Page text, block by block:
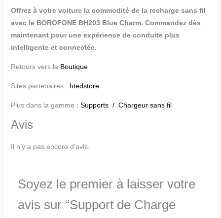
Offrez à votre voiture la commodité de la recharge sans fil
avec le BOROFONE BH203 Blue Charm. Commandez dès
maintenant pour une expérience de conduite plus
intelligente et connectée.
Retours vers la Boutique
Sites partenaires : htedstore
Plus dans la gamme : Supports / Chargeur sans fil
Avis
Il n’y a pas encore d’avis.
Soyez le premier à laisser votre
avis sur “Support de Charge